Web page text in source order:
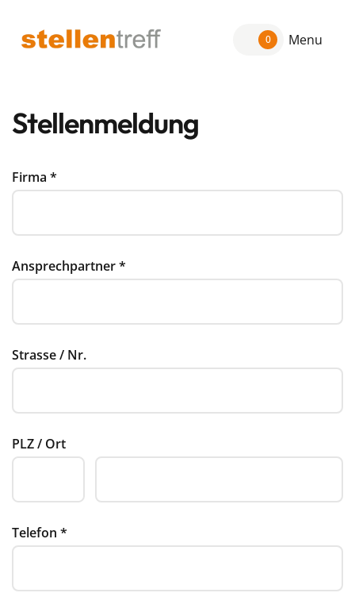
0 Menu
Stellenmeldung
Firma *
Ansprechpartner*
Strasse / Nr.
PLZ / Ort
Telefon *